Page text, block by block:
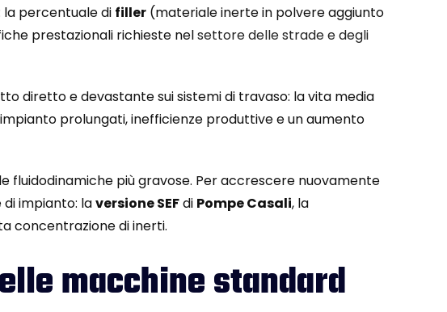
percentuale di filler (materiale inerte in polvere aggiunto
prestazionali richieste nelsettore delle strade e degli
diretto e devastante sui sistemi di travaso: la vita media
prolungati, inefficienze produttive e un aumento
fluidodinamiche più gravose. Per accrescere nuovamente
impianto: laversione SEFdi Pompe Casali, la
concentrazione di inerti.
macchine standard